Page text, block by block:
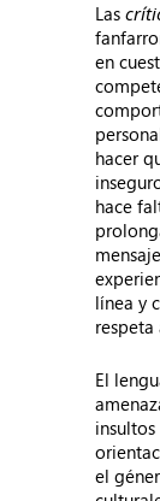
Las
en
hacer
hace
línea y
El
el